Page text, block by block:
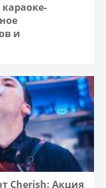
и
Cherish: Акция